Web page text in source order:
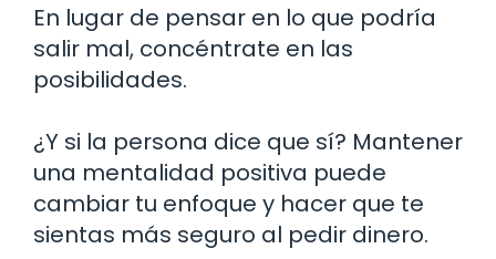
En lugar de pensar en lo que podría
salir mal, concéntrate en las
posibilidades.
¿Y si la persona dice que sí? Mantener
una mentalidad positiva puede
cambiar tu enfoque y hacer que te
sientas más seguro al pedir dinero.